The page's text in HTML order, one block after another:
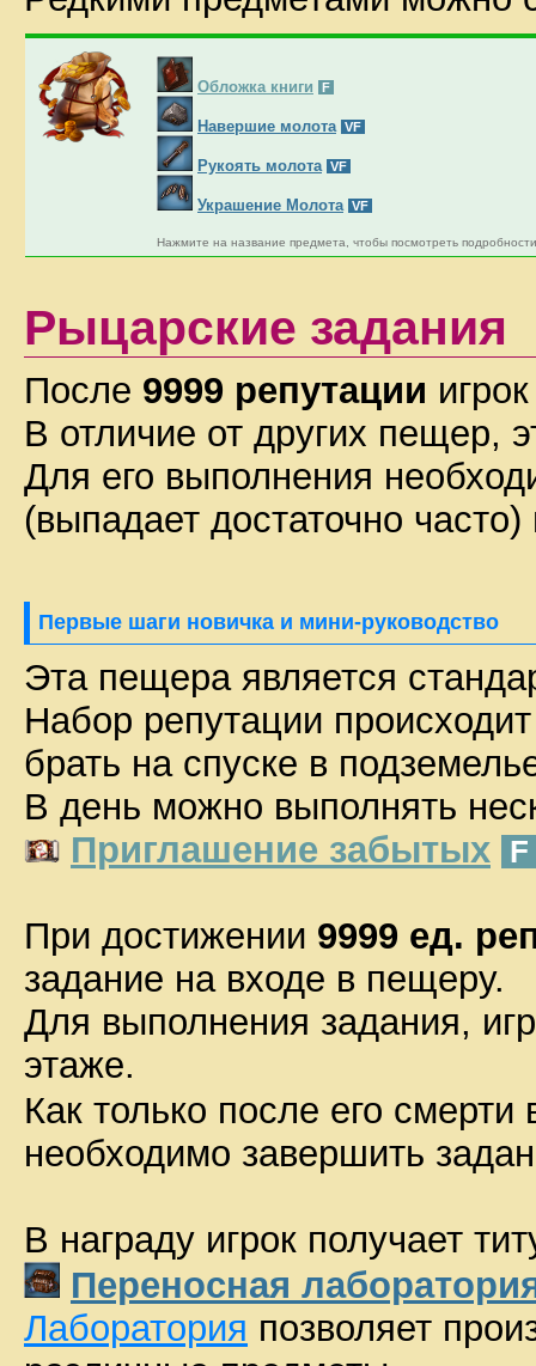
Обложка книги F
Навершие молота VF
Рукоять молота VF
Украшение Молота VF
Нажмите на название предмета, чтобы посмотреть
Рыцарские задания
После 9999 репутации
В отличие от других пещер,
Для его выполнения
(выпадает достаточно
Первые шаги новичка и мини-руководство
Эта пещера является
Набор репутации
брать на спуске в
В день можно выполнять
Приглашение забытых
F
При достижении 9999 ед.
задание на входе в пещеру.
Для выполнения задания,
этаже.
Как только после его
необходимо завершить
В награду игрок получает
Переносная
Лаборатория позволяет